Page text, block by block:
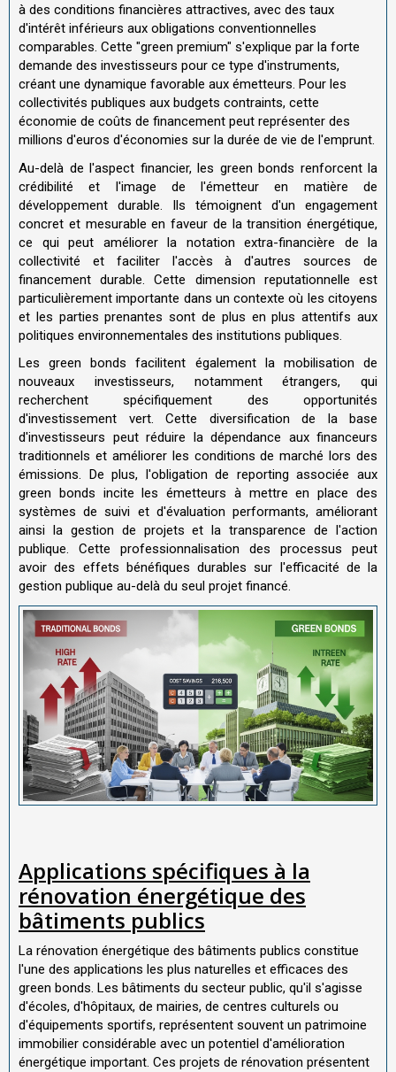
à des conditions financières attractives, avec des taux
d'intérêt inférieurs aux obligations conventionnelles
comparables. Cette "green premium" s'explique par la forte
demande des investisseurs pour ce type d'instruments,
créant une dynamique favorable aux émetteurs. Pour les
collectivités publiques aux budgets contraints, cette
économie de coûts de financement peut représenter des
millions d'euros d'économies sur la durée de vie de l'emprunt.
Au-delà de l'aspect financier, les green bonds renforcent la
crédibilité et l'image de l'émetteur en matière de
développement durable. Ils témoignent d'un engagement
concret et mesurable en faveur de la transition énergétique,
ce qui peut améliorer la notation extra-financière de la
collectivité et faciliter l'accès à d'autres sources de
financement durable. Cette dimension reputationnelle est
particulièrement importante dans un contexte où les citoyens
et les parties prenantes sont de plus en plus attentifs aux
politiques environnementales des institutions publiques.
Les green bonds facilitent également la mobilisation de
nouveaux investisseurs, notamment étrangers, qui
recherchent spécifiquement des opportunités
d'investissement vert. Cette diversification de la base
d'investisseurs peut réduire la dépendance aux financeurs
traditionnels et améliorer les conditions de marché lors des
émissions. De plus, l'obligation de reporting associée aux
green bonds incite les émetteurs à mettre en place des
systèmes de suivi et d'évaluation performants, améliorant
ainsi la gestion de projets et la transparence de l'action
publique. Cette professionnalisation des processus peut
avoir des effets bénéfiques durables sur l'efficacité de la
gestion publique au-delà du seul projet financé.
Applications spécifiques à la
rénovation énergétique des
bâtiments publics
La rénovation énergétique des bâtiments publics constitue
l'une des applications les plus naturelles et efficaces des
green bonds. Les bâtiments du secteur public, qu'il s'agisse
d'écoles, d'hôpitaux, de mairies, de centres culturels ou
d'équipements sportifs, représentent souvent un patrimoine
immobilier considérable avec un potentiel d'amélioration
énergétique important. Ces projets de rénovation présentent